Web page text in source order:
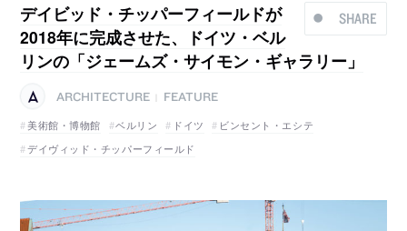
SHARE
デイビッド・チッパーフィールドが
2018年に完成させた、ドイツ・ベル
リンの「ジェームズ・サイモン・ギャラリー」
ARCHITECTURE
FEATURE
美術館・博物館
ベルリン ドイツ
ビンセント・エシテ
デイヴィッド・チッパーフィールド